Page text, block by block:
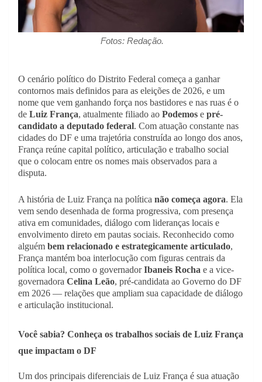
Fotos: Redação.
O cenário político do Distrito Federal começa a ganhar
contornos mais definidos para as eleições de 2026, e um
nome que vem ganhando força nos bastidores e nas ruas é o
de Luiz França, atualmente filiado ao Podemos e pré-
candidato a deputado federal. Com atuação constante nas
cidades do DF e uma trajetória construída ao longo dos anos,
França reúne capital político, articulação e trabalho social
que o colocam entre os nomes mais observados para a
disputa.
A história de Luiz França na política não começa agora. Ela
vem sendo desenhada de forma progressiva, com presença
ativa em comunidades, diálogo com lideranças locais e
envolvimento direto em pautas sociais. Reconhecido como
alguém bem relacionado e estrategicamente articulado,
França mantém boa interlocução com figuras centrais da
política local, como o governadorIbaneis Rocha e a vice-
governadora Celina Leão, pré-candidata ao Governo do DF
em 2026 — relações que ampliam sua capacidade de diálogo
e articulação institucional.
Você sabia? Conheça os trabalhos sociais de Luiz França
que impactam o DF
Um dos principais diferenciais de Luiz França é sua atuação